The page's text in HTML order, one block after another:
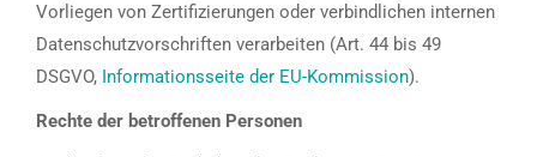
Vorliegen von Zertifizierungen oder verbindlichen internen
Datenschutzvorschriften verarbeiten (Art. 44 bis 49
DSGVO, Informationsseite der EU-Kommission).
Rechte der betroffenen Personen